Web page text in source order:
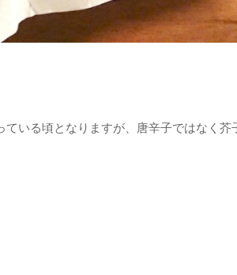
いる頃となりますが、唐辛子ではなく芥